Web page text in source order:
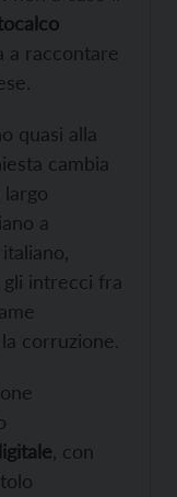
a raccontare
quasi alla
cambia
largo
a
intrecci fra
corruzione.
, con